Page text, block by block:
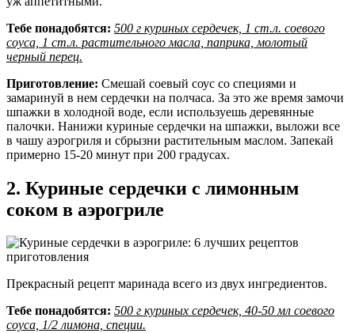
Тебе понадобятся: 500 г куриных сердечек, 1 ст.л. соевого
соуса, 1 ст.л. растительного масла, паприка, молотый
черный перец.
Приготовление: Смешай соевый соус со специями и
замаринуй в нем сердечки на полчаса. За это же время замочи
шпажки в холодной воде, если используешь деревянные
палочки. Нанижи куриные сердечки на шпажки, выложи все
в чашу аэрогриля и сбрызни растительным маслом. Запекай
примерно 15-20 минут при 200 градусах.
2. Куриные сердечки с лимонным
соком в аэрогриле
Прекрасный рецепт маринада всего из двух ингредиентов.
Тебе понадобятся: 500 г куриных сердечек, 40-50 мл соевого
соуса, 1/2 лимона, специи.